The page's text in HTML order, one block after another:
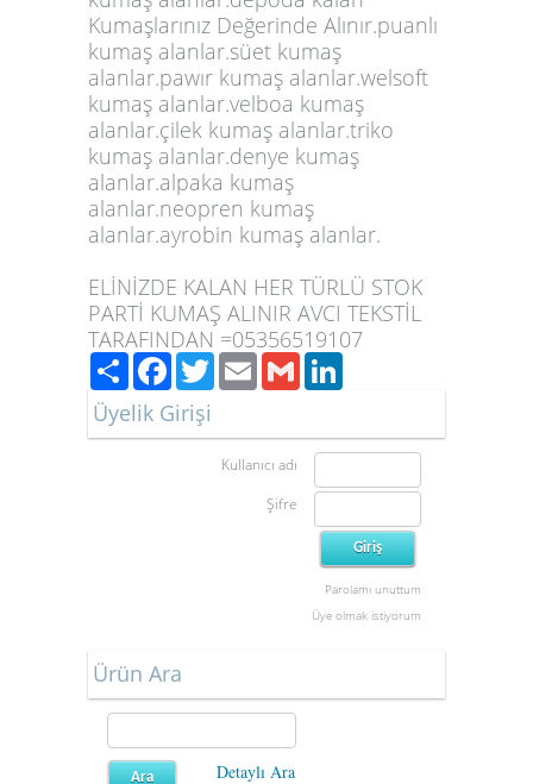
Kumaşlarınız Değerinde Alınır.puanlı
kumaş alanlar.süet kumaş
alanlar.pawır kumaş alanlar.welsoft
kumaş alanlar.velboa kumaş
alanlar.çilek kumaş alanlar.triko
kumaş alanlar.denye kumaş
alanlar.alpaka kumaş
alanlar.neopren kumaş
alanlar.ayrobin kumaş alanlar.
ELİNİZDE KALAN HER TÜRLÜ STOK
PARTİ KUMAŞ ALINIR AVCI TEKSTİL
TARAFINDAN =05356519107
PaylaşFacebook
TwitterEmailGmail
Üyelik Girişi
Kullanıcı adı
Şifre
Parolamı unuttum
Üye olmak istiyorum
Ürün Ara
Detaylı Ara